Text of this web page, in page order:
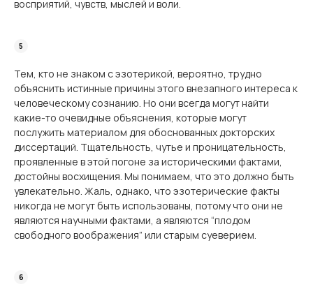
восприятий, чувств, мыслей и воли.
Тем, кто не знаком с эзотерикой, вероятно, трудно
объяснить истинные причины этого внезапного интереса к
человеческому сознанию. Но они всегда могут найти
какие-то очевидные объяснения, которые могут
послужить материалом для обоснованных докторских
диссертаций. Тщательность, чутье и проницательность,
проявленные в этой погоне за историческими фактами,
достойны восхищения. Мы понимаем, что это должно быть
увлекательно. Жаль, однако, что эзотерические факты
никогда не могут быть использованы, потому что они не
являются научными фактами, а являются “плодом
свободного воображения” или старым суеверием.